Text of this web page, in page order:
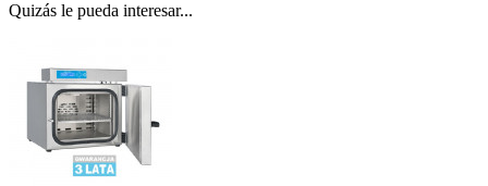
Quizás le pueda interesar...